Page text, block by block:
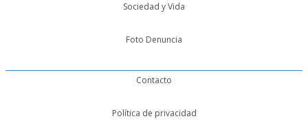
Sociedad y Vida
Foto Denuncia
Contacto
Política de privacidad